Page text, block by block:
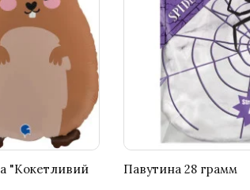
"Кокетливий
Павутина 28 грамм